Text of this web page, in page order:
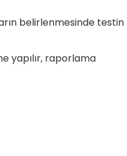
belirlenmesinde testin
yapılır, raporlama